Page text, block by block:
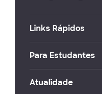
Links Rápidos
Para Estudantes
Atualidade